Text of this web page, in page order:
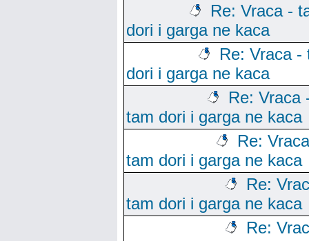
Re: Vraca -
dori i garga ne kaca
Re: Vraca -
dori i garga ne kaca
Re: Vraca
tam dori i garga ne kaca
Re:
tam dori i garga ne kaca
Re:
tam dori i garga ne kaca
Re: